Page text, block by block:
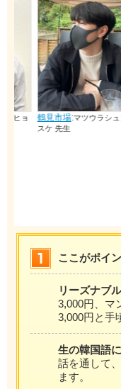
鶴見市場:マツウラシュン
スケ 先生
ここがポイン
リーズナブ
3,000円、マ
3,000円と手
生の韓国語
話を通して
ます。